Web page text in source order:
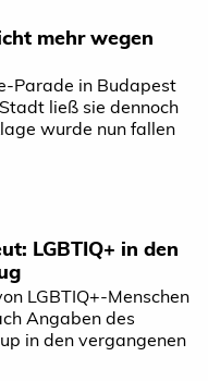
mehr wegen
Parade in Budapest
ließ sie dennoch
wurde nun fallen
LGBTIQ+ in den
LGBTIQ+-Menschen
Angaben des
in den vergangenen